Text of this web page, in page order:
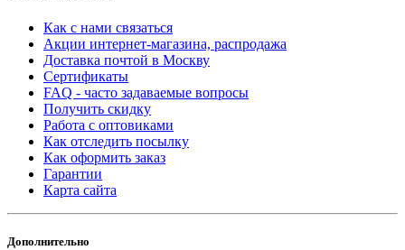
Как с нами связаться
Акции интернет-магазина, распродажа
Доставка почтой в Москву
Сертификаты
FAQ - часто задаваемые вопросы
Получить скидку
Работа с оптовиками
Как отследить посылку
Как оформить заказ
Гарантии
Карта сайта
Дополнительно